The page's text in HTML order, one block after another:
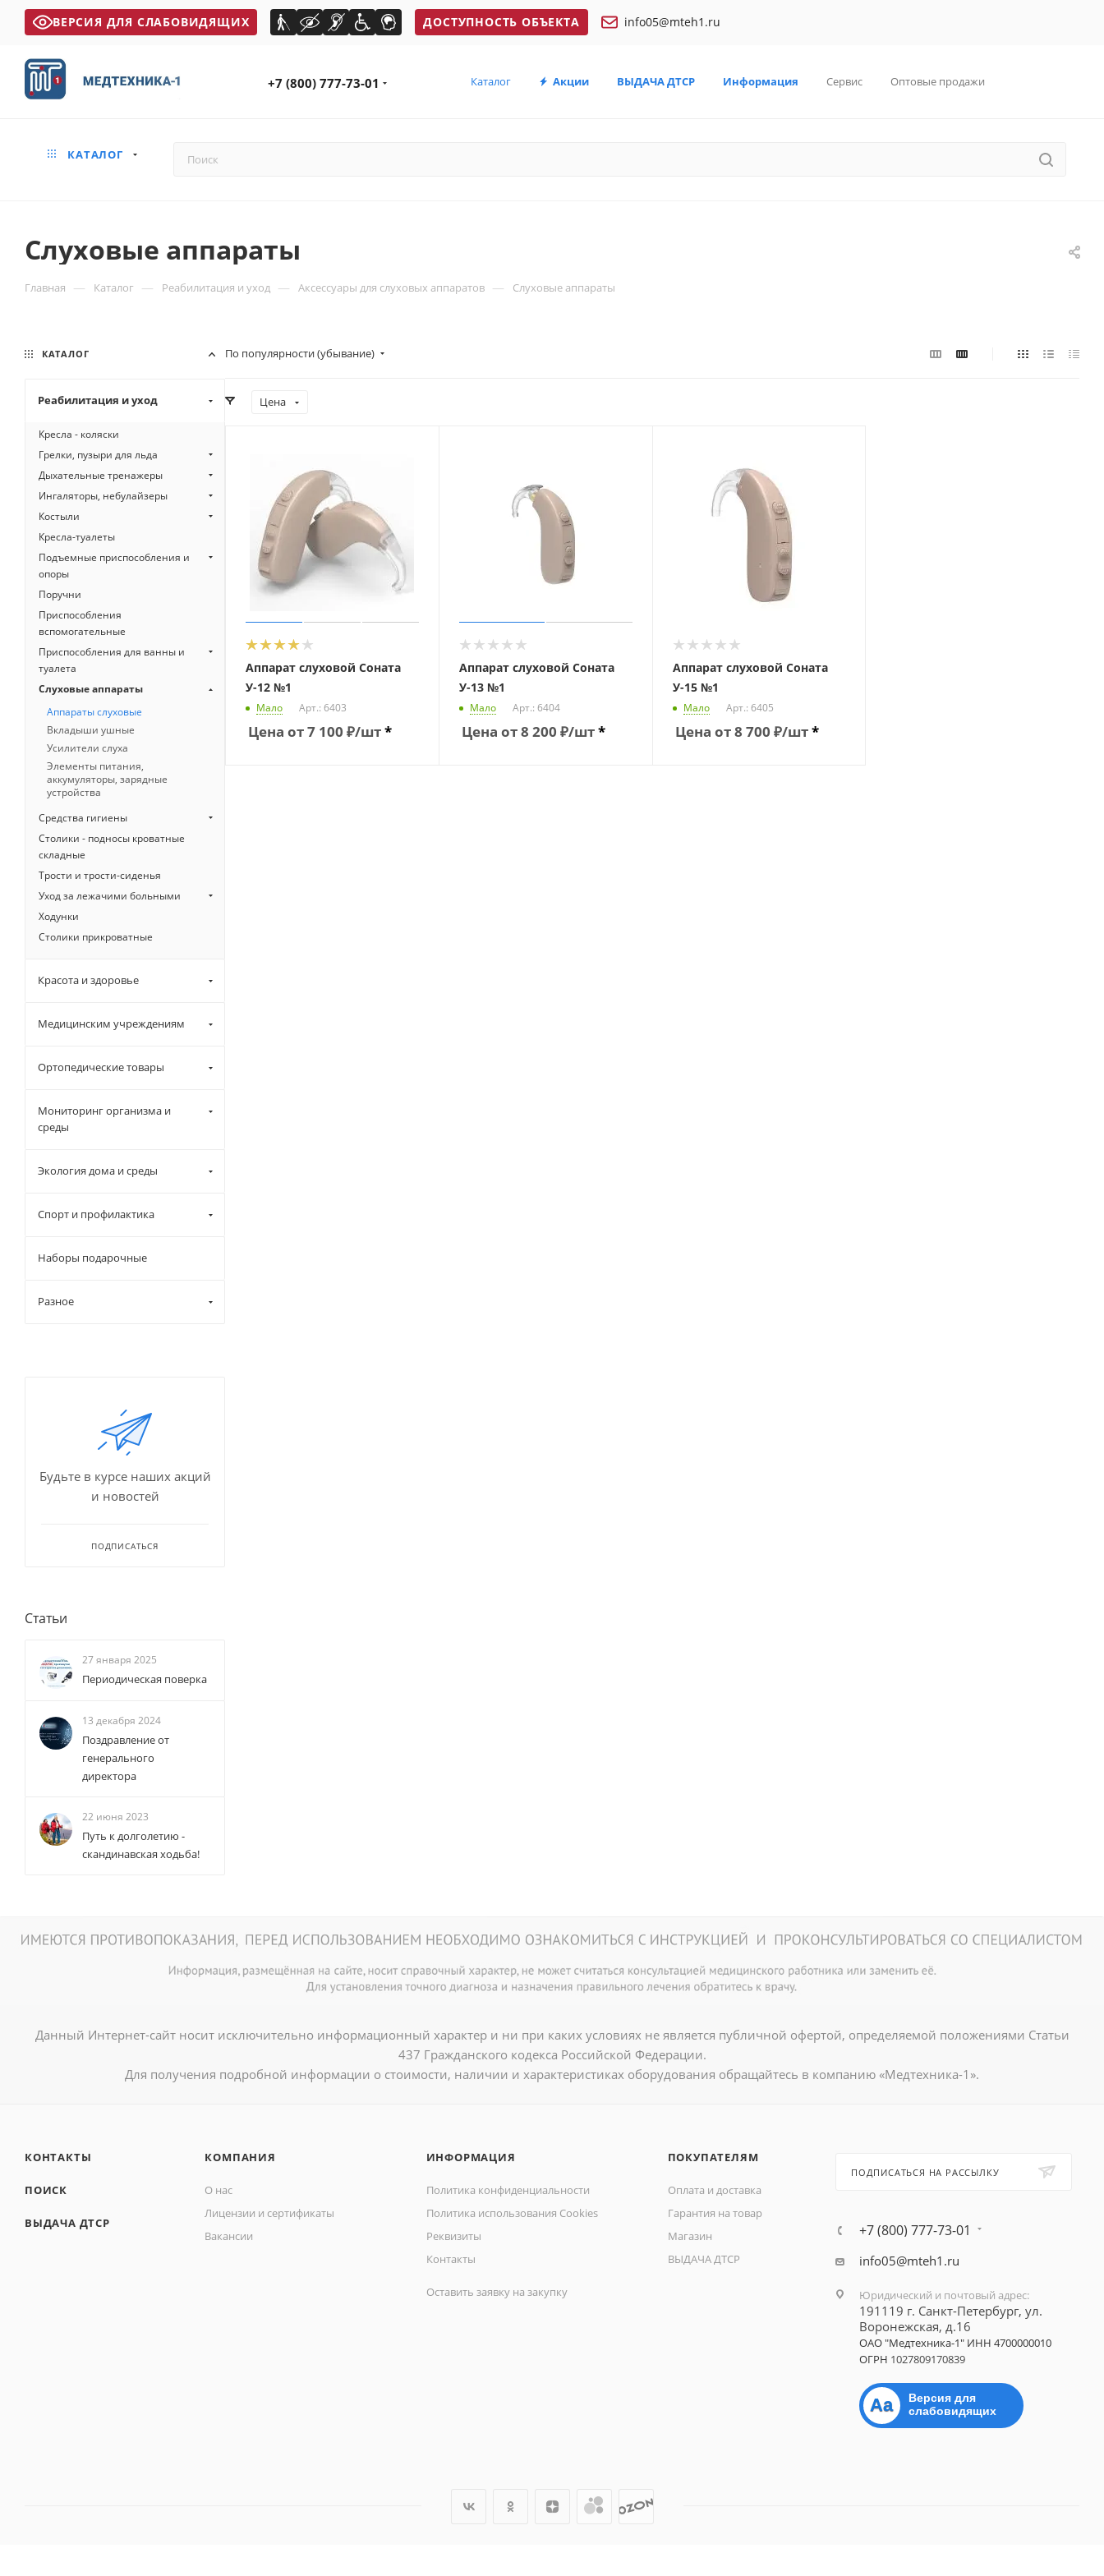
ВЕРСИЯ ДЛЯ СЛАБОВИДЯЩИХ ДОСТУПНОСТЬ ОБЪЕКТА info05@mteh1.ru
+7 (800) 777-73-01 Каталог Акции ВЫДАЧА ДТСР Информация Сервис Оптовые продажи
КАТАЛОГ
Слуховые аппараты
Главная — Каталог — Реабилитация и уход — Аксессуары для слуховых аппаратов — Слуховые аппараты
По популярности (убывание)
Цена
Аппарат слуховой Соната
У-12 №1
Мало Арт.: 6403
Цена от7 100 ₽/шт*
Аппарат слуховой Соната
У-13 №1
Мало Арт.: 6404
Цена от8 200 ₽/шт*
Аппарат слуховой Соната
У-15 №1
Мало Арт.: 6405
Цена от8 700 ₽/шт*
КАТАЛОГ
Реабилитация и уход
Кресла - коляски
Грелки, пузыри для льда
Дыхательные тренажеры
Ингаляторы, небулайзеры
Костыли
Кресла-туалеты
Подъемные приспособления и
опоры
Поручни
Приспособления
вспомогательные
Приспособления для ванны и
туалета
Слуховые аппараты
Аппараты слуховые
Вкладыши ушные
Усилители слуха
Элементы питания,
аккумуляторы, зарядные
устройства
Средства гигиены
Столики - подносы кроватные
складные
Трости и трости-сиденья
Уход за лежачими больными
Ходунки
Столики прикроватные
Красота и здоровье
Медицинским учреждениям
Ортопедические товары
Мониторинг организма и
среды
Экология дома и среды
Спорт и профилактика
Наборы подарочные
Разное
Будьте в курсе наших акций
и новостей
ПОДПИСАТЬСЯ
Статьи
27 января 2025
Периодическая поверка
13 декабря 2024
Поздравление от
генерального
директора
22 июня 2023
Путь к долголетию -
скандинавская ходьба!
Данный Интернет-сайт носит исключительно информационный характер и ни при каких условиях не является публичной офертой, определяемой положениями Статьи
437 Гражданского кодекса Российской Федерации.
Для получения подробной информации о стоимости, наличии и характеристиках оборудования обращайтесь в компанию «Медтехника-1».
КОНТАКТЫ
ПОИСК
ВЫДАЧА ДТСР
КОМПАНИЯ
О нас
Лицензии и сертификаты
Вакансии
ИНФОРМАЦИЯ
Политика конфиденциальности
Политика использования Cookies
Реквизиты
Контакты
Оставить заявку на закупку
ПОКУПАТЕЛЯМ
Оплата и доставка
Гарантия на товар
Магазин
ВЫДАЧА ДТСР
ПОДПИСАТЬСЯ НА РАССЫЛКУ
+7 (800) 777-73-01
info05@mteh1.ru
Юридический и почтовый адрес:
191119 г. Санкт-Петербург, ул.
Воронежская, д.16
ОАО "Медтехника-1" ИНН 4700000010
ОГРН 1027809170839
Aa
Версия для
слабовидящих